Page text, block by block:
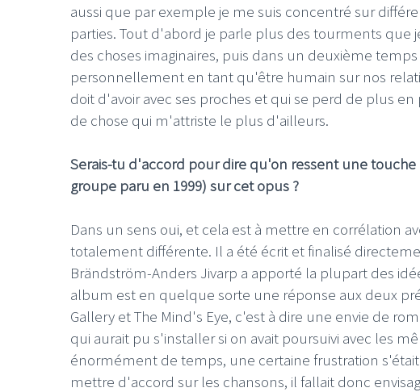
aussi que par exemple je me suis concentré sur
parties. Tout d'abord je parle plus des tourments
des choses imaginaires, puis dans un deuxième
personnellement en tant qu'être humain sur nos
doit d'avoir avec ses proches et qui se perd de plus
de chose qui m'attriste le plus d'ailleurs.
Serais-tu d'accord pour dire qu'on ressent une touche
groupe paru en 1999) sur cet opus ?
Dans un sens oui, et cela est à mettre en corrélation
totalement différente. Il a été écrit et finalisé
Brändström-Anders Jivarp a apporté la plupart des
album est en quelque sorte une réponse aux deux
Gallery et The Mind's Eye, c'est à dire une envie de
qui aurait pu s'installer si on avait poursuivi avec les
énormément de temps, une certaine frustration
mettre d'accord sur les chansons, il fallait donc